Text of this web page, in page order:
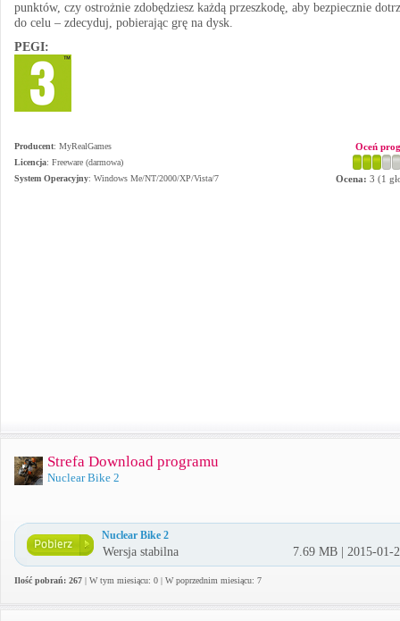
punktów, czy ostrożnie zdobędziesz każdą przeszkodę, aby bezpiecznie
do celu – zdecyduj, pobierając grę na dysk.
PEGI:
Producent: MyRealGames
Licencja: Freeware (darmowa)
System Operacyjny: Windows Me/NT/2000/XP/Vista/7
Oceń
Ocena: 3 (1
Strefa Download programu
Nuclear Bike 2
Nuclear Bike 2
Wersja stabilna 7.69 MB | 2015-01-
Ilość pobrań: 267 | W tym miesiącu: 0 | W poprzednim miesiącu: 7